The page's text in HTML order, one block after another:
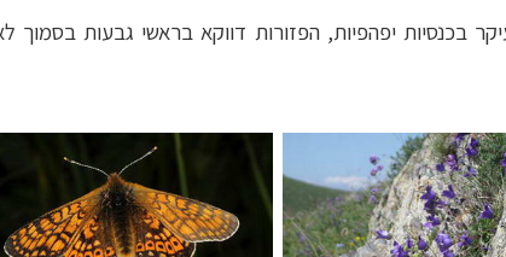
בכנסיות יפהפיות, הפזורות דווקא בראשי גבעות בסמוך